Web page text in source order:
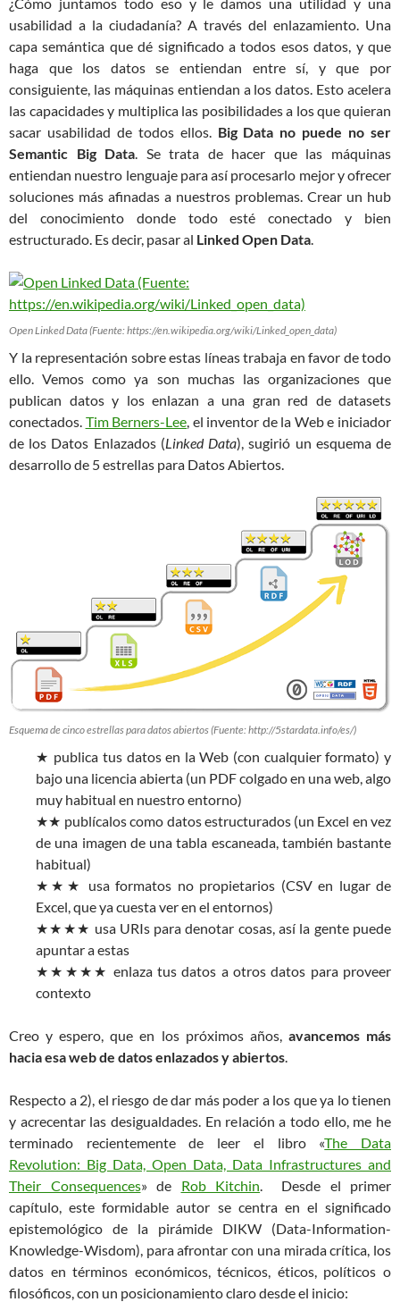
usabilidad a la ciudadanía? A través del enlazamiento. Una
capa semántica que dé significado a todos esos datos, y que
haga que los datos se entiendan entre sí, y que por
consiguiente, las máquinas entiendan a los datos. Esto acelera
las capacidades y multiplica las posibilidades a los que quieran
sacar usabilidad de todos ellos. Big Data no puede no ser
Semantic Big Data. Se trata de hacer que las máquinas
entiendan nuestro lenguaje para así procesarlo mejor y ofrecer
soluciones más afinadas a nuestros problemas. Crear un hub
del conocimiento donde todo esté conectado y bien
estructurado. Es decir, pasar al Linked Open Data.
Open Linked Data (Fuente: https://en.wikipedia.org/wiki/Linked_open_data)
Y la representación sobre estas líneas trabaja en favor de todo
ello. Vemos como ya son muchas las organizaciones que
publican datos y los enlazan a una gran red de datasets
conectados. Tim Berners-Lee, el inventor de la Web e iniciador
de los Datos Enlazados (Linked Data), sugirió un esquema de
desarrollo de 5 estrellas para Datos Abiertos.
Esquema de cinco estrellas para datos abiertos (Fuente: http://5stardata.info/es/)
★ publica tus datos en la Web (con cualquier formato) y
bajo una licencia abierta (un PDF colgado en una web, algo
muy habitual en nuestro entorno)
★★ publícalos como datos estructurados (un Excel en vez
de una imagen de una tabla escaneada, también bastante
habitual)
★★★ usa formatos no propietarios (CSV en lugar de
Excel, que ya cuesta ver en el entornos)
★★★★ usa URIs para denotar cosas, así la gente puede
apuntar a estas
★★★★★ enlaza tus datos a otros datos para proveer
contexto
Creo y espero, que en los próximos años, avancemos más
hacia esa web de datos enlazados y abiertos.
Respecto a 2), el riesgo de dar más poder a los que ya lo tienen
y acrecentar las desigualdades. En relación a todo ello, me he
terminado recientemente de leer el libro «The Data
Revolution: Big Data, Open Data, Data Infrastructures and
Their Consequences» de Rob Kitchin. Desde el primer
capítulo, este formidable autor se centra en el significado
epistemológico de la pirámide DIKW (Data-Information-
Knowledge-Wisdom), para afrontar con una mirada crítica, los
datos en términos económicos, técnicos, éticos, políticos o
filosóficos, con un posicionamiento claro desde el inicio: